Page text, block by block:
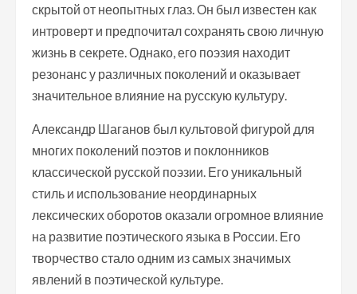
скрытой от неопытных глаз. Он был известен как
интроверт и предпочитал сохранять свою личную
жизнь в секрете. Однако, его поэзия находит
резонанс у различных поколений и оказывает
значительное влияние на русскую культуру.
Александр Шаганов был культовой фигурой для
многих поколений поэтов и поклонников
классической русской поэзии. Его уникальный
стиль и использование неординарных
лексических оборотов оказали огромное влияние
на развитие поэтического языка в России. Его
творчество стало одним из самых значимых
явлений в поэтической культуре.